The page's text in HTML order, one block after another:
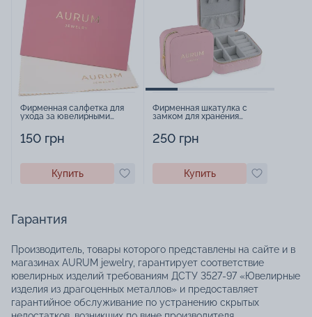
Фирменная салфетка для
ухода за ювелирными
150 грн
Купить
Фирменная шкатулка с
замком для хранения
250 грн
Купить
Гарантия
Производитель, товары которого представлены на сайте и в
магазинах AURUM jewelry, гарантирует соответствие
ювелирных изделий требованиям ДСТУ 3527-97 «Ювелирные
изделия из драгоценных металлов» и предоставляет
гарантийное обслуживание по устранению скрытых